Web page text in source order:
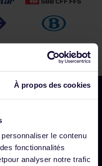
À propos des cookies
le contenu
fonctionnalités
analyser notre trafic